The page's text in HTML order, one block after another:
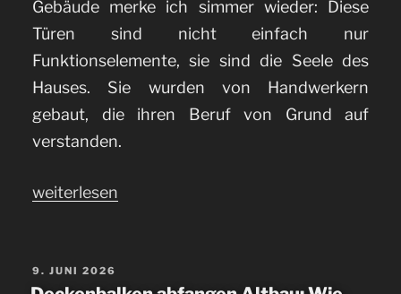
Gebäude merke ich simmer wieder: Diese
Türen sind nicht einfach nur
Funktionselemente, sie sind die Seele des
Hauses. Sie wurden von Handwerkern
gebaut, die ihren Beruf von Grund auf
verstanden.
„Das
verzogener
weiterlesen
VERÖFFENTLICHT
AM
9. JUNI 2026